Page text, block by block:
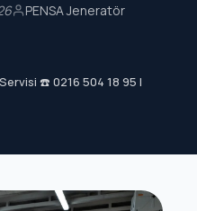
PENSA Jeneratör
☎️ 0216 504 18 95 |